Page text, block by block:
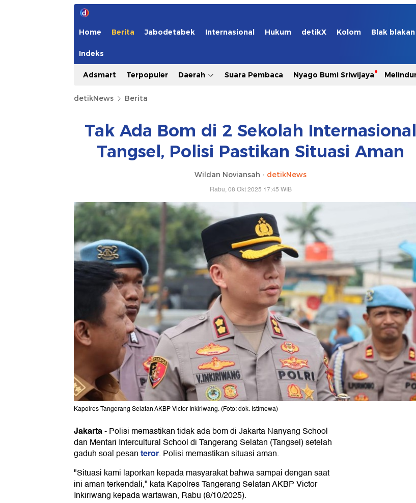
Home Berita Jabodetabek Internasional Hukum detikX Kolom Blak blakan
Indeks
Adsmart Terpopuler Daerah Suara Pembaca Nyago Bumi Sriwijaya
detikNews Berita
Tak Ada Bom di 2 Sekolah Internasional
Tangsel, Polisi Pastikan Situasi Aman
Wildan Noviansah - detikNews
Rabu, 08 Okt 2025 17:45 WIB
Kapolres Tangerang Selatan AKBP Victor Inkiriwang. (Foto: dok. Istimewa)
Jakarta-Polisi memastikan tidak ada bom di Jakarta Nanyang School
dan Mentari Intercultural School di Tangerang Selatan (Tangsel) setelah
gaduh soal pesanteror. Polisi memastikan situasi aman.
"Situasi kami laporkan kepada masyarakat bahwa sampai dengan saat
ini aman terkendali," kata Kapolres Tangerang Selatan AKBP Victor
Inkiriwang kepada wartawan, Rabu (8/10/2025).